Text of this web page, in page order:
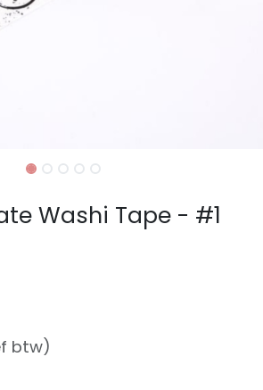
Washi Tape - #1
btw)